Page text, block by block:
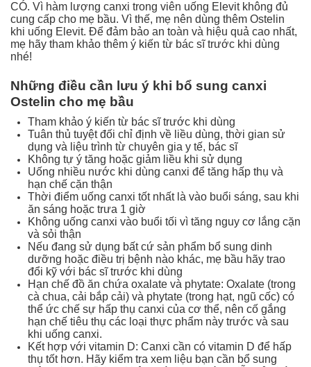
CÓ. Vì hàm lượng canxi trong viên uống Elevit không đủ
cung cấp cho mẹ bầu. Vì thế, mẹ nên dùng thêm Ostelin
khi uống Elevit. Để đảm bảo an toàn và hiệu quả cao nhất,
mẹ hãy tham khảo thêm ý kiến từ bác sĩ trước khi dùng
nhé!
Những điều cần lưu ý khi bổ sung canxi
Ostelin cho mẹ bầu
Tham khảo ý kiến từ bác sĩ trước khi dùng
Tuân thủ tuyệt đối chỉ định về liều dùng, thời gian sử
dụng và liệu trình từ chuyên gia y tế, bác sĩ
Không tự ý tăng hoặc giảm liều khi sử dụng
Uống nhiều nước khi dùng canxi để tăng hấp thụ và
hạn chế cặn thận
Thời điểm uống canxi tốt nhất là vào buổi sáng, sau khi
ăn sáng hoặc trưa 1 giờ
Không uống canxi vào buổi tối vì tăng nguy cơ lắng cặn
và sỏi thận
Nếu đang sử dụng bất cứ sản phẩm bổ sung dinh
dưỡng hoặc điều trị bệnh nào khác, mẹ bầu hãy trao
đổi kỹ với bác sĩ trước khi dùng
Hạn chế đồ ăn chứa oxalate và phytate: Oxalate (trong
cà chua, cải bắp cải) và phytate (trong hạt, ngũ cốc) có
thể ức chế sự hấp thụ canxi của cơ thể, nên cố gắng
hạn chế tiêu thụ các loại thực phẩm này trước và sau
khi uống canxi.
Kết hợp với vitamin D: Canxi cần có vitamin D để hấp
thụ tốt hơn. Hãy kiểm tra xem liệu bạn cần bổ sung